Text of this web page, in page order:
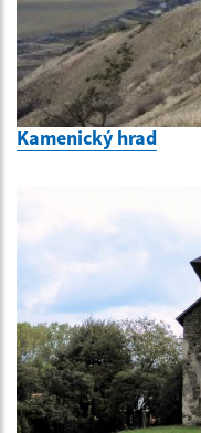
Kamenický hrad